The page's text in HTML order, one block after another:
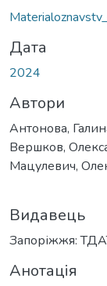
Дата
2024
Автори
Антонова,
Вершков,
Мацулевич,
Видавець
Запоріжжя:
Анотація